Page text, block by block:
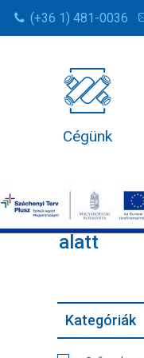
(+36 1) 481-0036
Cégünk
alatt
Kategóriák